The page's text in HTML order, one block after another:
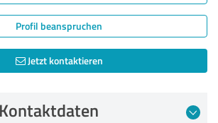
Profil beanspruchen
Jetzt kontaktieren
Kontaktdaten